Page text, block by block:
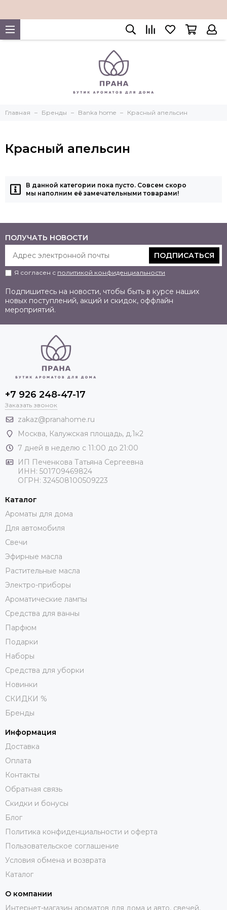
Главная Бренды Banka home Красный апельсин
Красный апельсин
В данной категории пока пусто. Совсем скоро
мы наполним её замечательными товарами!
ПОЛУЧАТЬ НОВОСТИ
ПОДПИСАТЬСЯ
Я согласен с политикой конфиденциальности
Подпишитесь на новости, чтобы быть в курсе наших
новых поступлений, акций и скидок, оффлайн
мероприятий.
+7 926 248-47-17
Заказать звонок
zakaz@pranahome.ru
Москва, Калужская площадь, д.1к2
7 дней в неделю с 11:00 до 21:00
ИП Печенкова Татьяна Сергеевна
ИНН: 501709469824
ОГРН: 324508100509223
Каталог
Ароматы для дома
Для автомобиля
Свечи
Эфирные масла
Растительные масла
Электро-приборы
Ароматические лампы
Средства для ванны
Парфюм
Подарки
Наборы
Средства для уборки
Новинки
СКИДКИ %
Бренды
Информация
Доставка
Оплата
Контакты
Обратная связь
Скидки и бонусы
Блог
Политика конфиденциальности и оферта
Пользовательское соглашение
Условия обмена и возврата
Каталог
О компании
Интернет-магазин ароматов для дома и авто, свечей,